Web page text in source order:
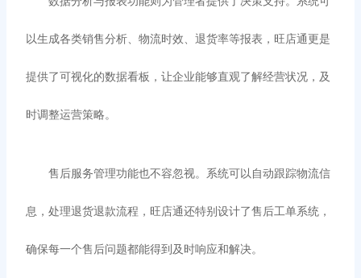
以生成各类销售分析、物流时效、退货率等报表，旺店通更是
提供了可视化的数据看板，让企业能够直观了解经营状况，及
时调整运营策略。
售后服务管理功能也不容忽视。系统可以自动跟踪物流信
息，处理退货退款流程，旺店通还特别设计了售后工单系统，
确保每一个售后问题都能得到及时响应和解决。